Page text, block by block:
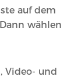
auf dem
wählen
Video- und